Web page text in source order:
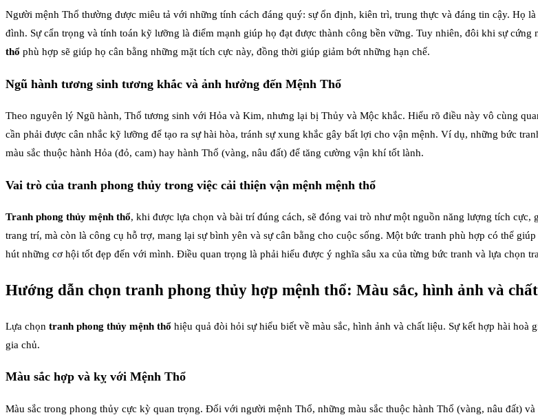
Người mệnh Thổ thường được miêu tả với những tính cách đáng quý: sự ổn định, kiên trì, trung thực và đáng tin cậy. Họ
đình. Sự cẩn trọng và tính toán kỹ lưỡng là điểm mạnh giúp họ đạt được thành công bền vững. Tuy nhiên, đôi khi sự cứng
thổ phù hợp sẽ giúp họ cân bằng những mặt tích cực này, đồng thời giúp giảm bớt những hạn chế.
Ngũ hành tương sinh tương khắc và ảnh hưởng đến Mệnh Thổ
Theo nguyên lý Ngũ hành, Thổ tương sinh với Hỏa và Kim, nhưng lại bị Thủy và Mộc khắc. Hiểu rõ điều này vô cùng
cần phải được cân nhắc kỹ lưỡng để tạo ra sự hài hòa, tránh sự xung khắc gây bất lợi cho vận mệnh. Ví dụ, những bức
màu sắc thuộc hành Hỏa (đỏ, cam) hay hành Thổ (vàng, nâu đất) để tăng cường vận khí tốt lành.
Vai trò của tranh phong thủy trong việc cải thiện vận mệnh mệnh thổ
Tranh phong thủy mệnh thổ, khi được lựa chọn và bài trí đúng cách, sẽ đóng vai trò như một nguồn năng lượng tích
trang trí, mà còn là công cụ hỗ trợ, mang lại sự bình yên và sự cân bằng cho cuộc sống. Một bức tranh phù hợp có thể
hút những cơ hội tốt đẹp đến với mình. Điều quan trọng là phải hiểu được ý nghĩa sâu xa của từng bức tranh và lựa chọn
Hướng dẫn chọn tranh phong thủy hợp mệnh thổ: Màu sắc, hình ảnh và
Lựa chọn tranh phong thủy mệnh thổ hiệu quả đòi hỏi sự hiểu biết về màu sắc, hình ảnh và chất liệu. Sự kết hợp hài
gia chủ.
Màu sắc hợp và kỵ với Mệnh Thổ
Màu sắc trong phong thủy cực kỳ quan trọng. Đối với người mệnh Thổ, những màu sắc thuộc hành Thổ (vàng, nâu đất)